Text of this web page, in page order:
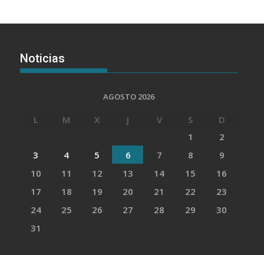
Noticias
AGOSTO 2026
L M X J V S
D
1
2
3
4 5 6 7 8
9
10
11 12 13 14 15
16
17
18 19 20 21 22
23
24
25 26 27 28 29
30
31